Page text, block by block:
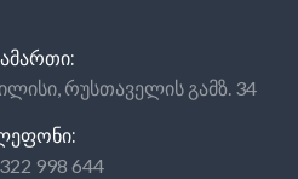
რუსთაველის გამზ. 34
998 644